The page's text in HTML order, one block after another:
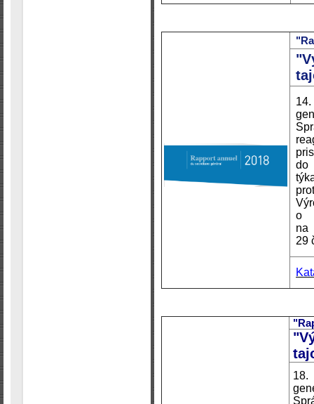
do
o
29
18.